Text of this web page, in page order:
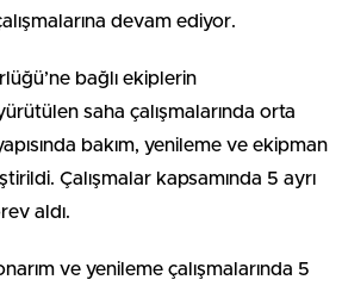
devam ediyor.
bağlı ekiplerin
saha çalışmalarında orta
bakım, yenileme ve ekipman
Çalışmalar kapsamında 5 ayrı
aldı.
ve yenileme çalışmalarında 5